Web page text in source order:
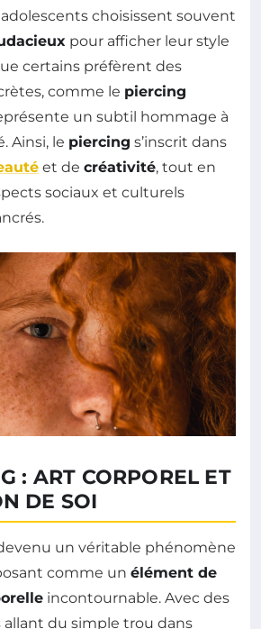
choisissent souvent
pour afficher leur style
certains préfèrent des
comme le piercing
un subtil hommage à
Ainsi, le piercing s’inscrit dans
et de créativité, tout en
sociaux et culturels
: ART CORPOREL ET
DE SOI
un véritable phénomène
comme un élément de
incontournable. Avec des
allant du simple trou dans